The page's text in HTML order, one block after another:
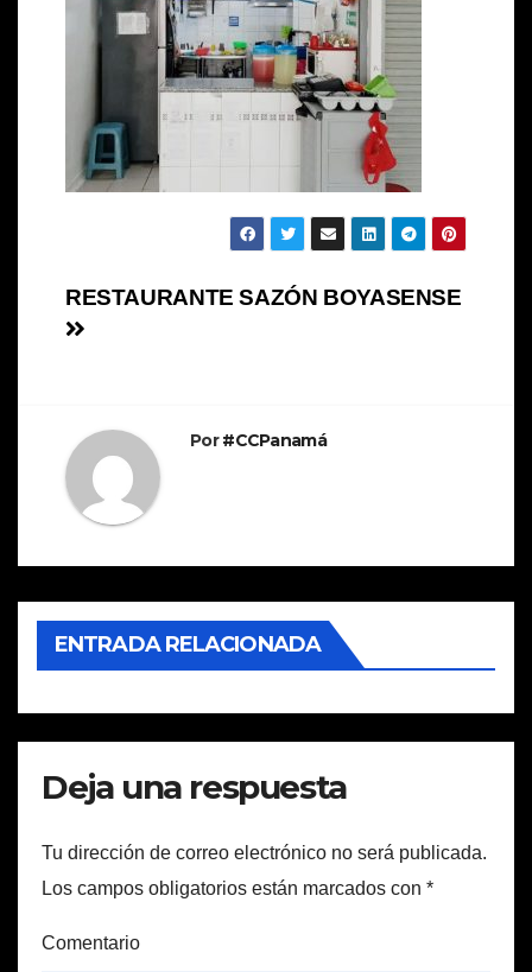
RESTAURANTE SAZÓN BOYASENSE
Por#CCPanamá
ENTRADA RELACIONADA
Deja una respuesta
Tu dirección de correo electrónico no será publicada.
Los campos obligatorios están marcados con *
Comentario